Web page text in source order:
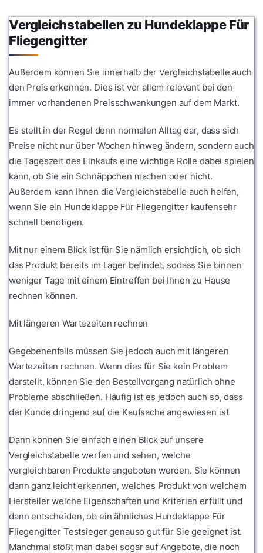
Vergleichstabellen zu Hundeklappe Für
Fliegengitter
Außerdem können Sie innerhalb der Vergleichstabelle auch
den Preis erkennen. Dies ist vor allem relevant bei den
immer vorhandenen Preisschwankungen auf dem Markt.
Es stellt in der Regel denn normalen Alltag dar, dass sich
Preise nicht nur über Wochen hinweg ändern, sondern auch
die Tageszeit des Einkaufs eine wichtige Rolle dabei spielen
kann, ob Sie ein Schnäppchen machen oder nicht.
Außerdem kann Ihnen die Vergleichstabelle auch helfen,
wenn Sie ein Hundeklappe Für Fliegengitter kaufensehr
schnell benötigen.
Mit nur einem Blick ist für Sie nämlich ersichtlich, ob sich
das Produkt bereits im Lager befindet, sodass Sie binnen
weniger Tage mit einem Eintreffen bei Ihnen zu Hause
rechnen können.
Mit längeren Wartezeiten rechnen
Gegebenenfalls müssen Sie jedoch auch mit längeren
Wartezeiten rechnen. Wenn dies für Sie kein Problem
darstellt, können Sie den Bestellvorgang natürlich ohne
Probleme abschließen. Häufig ist es jedoch auch so, dass
der Kunde dringend auf die Kaufsache angewiesen ist.
Dann können Sie einfach einen Blick auf unsere
Vergleichstabelle werfen und sehen, welche
vergleichbaren Produkte angeboten werden. Sie können
dann ganz leicht erkennen, welches Produkt von welchem
Hersteller welche Eigenschaften und Kriterien erfüllt und
dann entscheiden, ob ein ähnliches Hundeklappe Für
Fliegengitter Testsieger genauso gut für Sie geeignet ist.
Manchmal stößt man dabei sogar auf Angebote, die noch